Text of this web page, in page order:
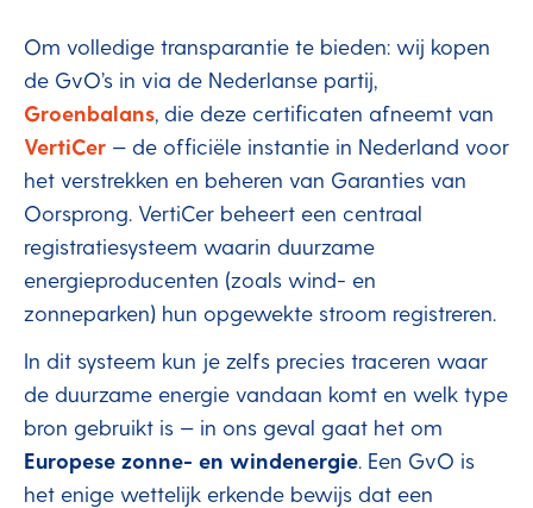
Om volledige transparantie te bieden: wij kopen
de GvO’s in via de Nederlanse partij,
Groenbalans , die deze certificaten afneemt van
VertiCer — de officiële instantie in Nederland voor
het verstrekken en beheren van Garanties van
Oorsprong. VertiCer beheert een centraal
registratiesysteem waarin duurzame
energieproducenten (zoals wind- en
zonneparken) hun opgewekte stroom registreren.
In dit systeem kun je zelfs precies traceren waar
de duurzame energie vandaan komt en welk type
bron gebruikt is — in ons geval gaat het om
Europese zonne- en windenergie . Een GvO is
het enige wettelijk erkende bewijs dat een